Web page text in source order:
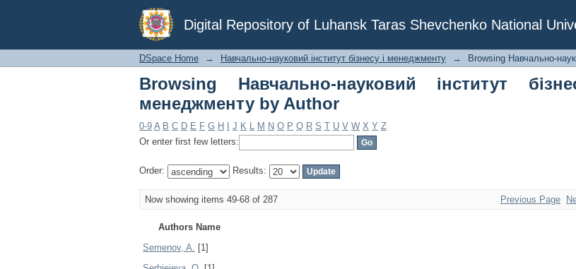
Digital Repository of Luhansk Taras Shevchenko National
Browsing Навчально-науковий інститут бізнесу і
DSpace Home → Навчально-науковий інститут бізнесу і менеджменту → Browsing Навчально-
Browsing Навчально-науковий інститут
менеджменту by Author
0-9 A B C D E F G H J K L M N O P Q R S T U V W X Y Z
Or enter first few letters:
Order: Results:
Now showing items 49-68 of 287 Previous Page
Authors Name
Semenov, A. [1]